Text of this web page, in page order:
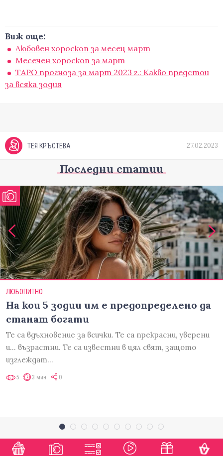
Виж още:
Любовен хороскоп за месец март
Месечен хороскоп за март
ТАРО прогноза за март 2023 г.: Какво предстои
за всяка зодия
ТЕЯ КРЪСТЕВА 27.02.2023
Последни статии
ЛЮБОПИТНО
На кои 5 зодии им е предопределено да
станат богати
Те са вдъхновение за всички. Те са прекрасни, уверени
и... възрастни. Те са известни в цял свят, защото
изглеждат…
5 3 мин 0